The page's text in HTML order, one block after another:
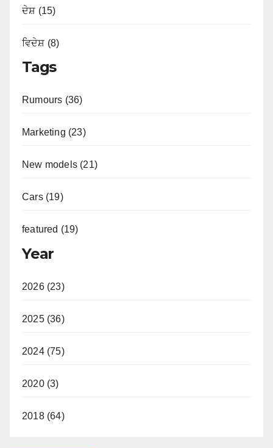
ਦੇਸ਼ (15)
ਵਿਦੇਸ਼ (8)
Tags
Rumours (36)
Marketing (23)
New models (21)
Cars (19)
featured (19)
Year
2026 (23)
2025 (36)
2024 (75)
2020 (3)
2018 (64)